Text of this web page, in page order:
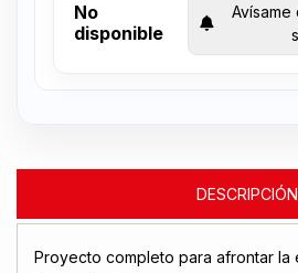
No
disponible
Avísame
DESCRIPCIÓN
Proyecto completo para afrontar la